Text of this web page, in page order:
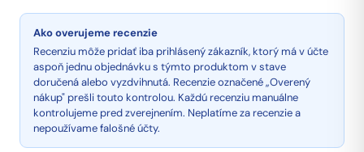
Ako overujeme recenzie
Recenziu môže pridať iba prihlásený zákazník, ktorý má v účte
aspoň jednu objednávku s týmto produktom v stave
doručená alebo vyzdvihnutá. Recenzie označené „Overený
nákup" prešli touto kontrolou. Každú recenziu manuálne
kontrolujeme pred zverejnením. Neplatíme za recenzie a
nepoužívame falošné účty.